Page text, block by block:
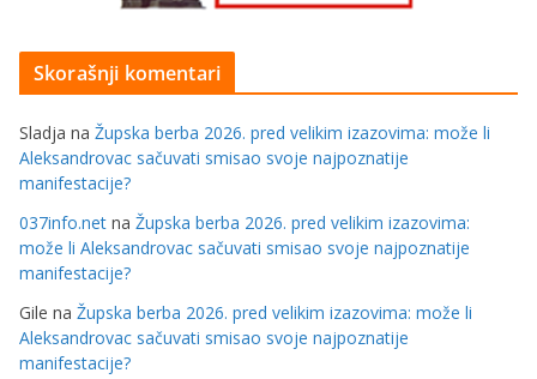
Skorašnji komentari
Sladja na Župska berba 2026. pred velikim izazovima: može li
Aleksandrovac sačuvati smisao svoje najpoznatije
manifestacije?
037info.net na Župska berba 2026. pred velikim izazovima:
može li Aleksandrovac sačuvati smisao svoje najpoznatije
manifestacije?
Gile na Župska berba 2026. pred velikim izazovima: može li
Aleksandrovac sačuvati smisao svoje najpoznatije
manifestacije?